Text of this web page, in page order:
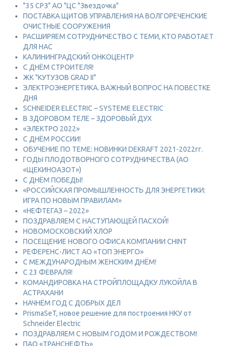
"35 СРЗ" АО "ЦС "Звездочка"
ПОСТАВКА ЩИТОВ УПРАВЛЕНИЯ НА ВОЛГОРЕЧЕНСКИЕ
ОЧИСТНЫЕ СООРУЖЕНИЯ
РАСШИРЯЕМ СОТРУДНИЧЕСТВО С ТЕМИ, КТО РАБОТАЕТ
ДЛЯ НАС
КАЛИНИНГРАДСКИЙ ОНКОЦЕНТР
С ДНЁМ СТРОИТЕЛЯ!
ЖК "КУТУЗОВ GRAD II"
ЭЛЕКТРОЭНЕРГЕТИКА. ВАЖНЫЙ ВОПРОС НА ПОВЕСТКЕ
ДНЯ
SCHNEIDER ELECTRIC – SYSTEME ELECTRIC
В ЗДОРОВОМ ТЕЛЕ – ЗДОРОВЫЙ ДУХ
«ЭЛЕКТРО 2022»
С ДНЁМ РОССИИ!
ОБУЧЕНИЕ ПО ТЕМЕ: НОВИНКИ DEKRAFT 2021-2022гг.
ГОДЫ ПЛОДОТВОРНОГО СОТРУДНИЧЕСТВА (АО
«ЩЕКИНОАЗОТ»)
С ДНЁМ ПОБЕДЫ!
«РОССИЙСКАЯ ПРОМЫШЛЕННОСТЬ ДЛЯ ЭНЕРГЕТИКИ:
ИГРА ПО НОВЫМ ПРАВИЛАМ»
«НЕФТЕГАЗ – 2022»
ПОЗДРАВЛЯЕМ С НАСТУПАЮЩЕЙ ПАСХОЙ!
НОВОМОСКОВСКИЙ ХЛОР
ПОСЕЩЕНИЕ НОВОГО ОФИСА КОМПАНИИ CHINT
РЕФЕРЕНС-ЛИСТ АО «ТОП ЭНЕРГО»
С МЕЖДУНАРОДНЫМ ЖЕНСКИМ ДНЁМ!
С 23 ФЕВРАЛЯ!
КОМАНДИРОВКА НА СТРОЙПЛОЩАДКУ ЛУКОЙЛА В
АСТРАХАНИ
НАЧНЁМ ГОД С ДОБРЫХ ДЕЛ
PrismaSeT, новое решение для построения НКУ от
Schneider Electric
ПОЗДРАВЛЯЕМ С НОВЫМ ГОДОМ И РОЖДЕСТВОМ!
ПАО «ТРАНСНЕФТЬ»